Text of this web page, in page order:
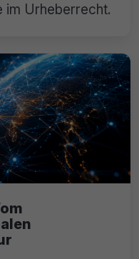
im Urheberrecht.